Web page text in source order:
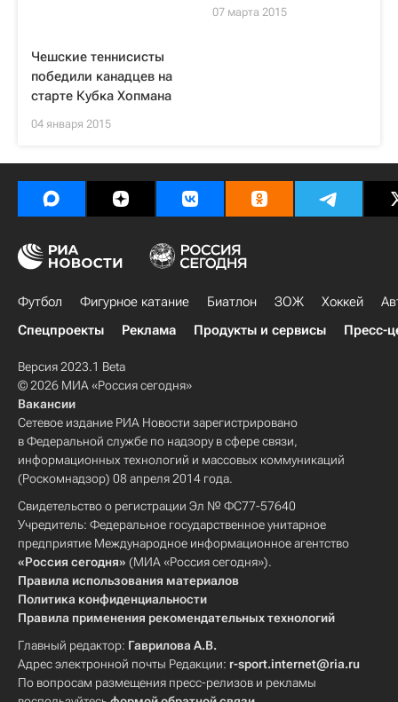
07 марта 2015
Чешские теннисисты
победили канадцев на
старте Кубка Хопмана
04 января 2015
Футбол Фигурное катание Биатлон ЗОЖ Хоккей
Спецпроекты
Реклама Продукты и сервисы Пресс-
Версия 2023.1 Beta
© 2026 МИА «Россия сегодня»
Вакансии
Сетевое издание РИА Новости зарегистрировано
в Федеральной службе по надзору в сфере связи,
информационных технологий и массовых коммуникаций
(Роскомнадзор) 08 апреля 2014 года.
Свидетельство о регистрации Эл № ФС77-57640
Учредитель: Федеральное государственное унитарное
предприятие Международное информационное агентство
«Россия сегодня» (МИА «Россия сегодня»).
Правила использования материалов
Политика конфиденциальности
Правила применения рекомендательных технологий
Главный редактор: Гаврилова А.В.
Адрес электронной почты Редакции: r-sport.internet@ria.ru
По вопросам размещения пресс-релизов и рекламы